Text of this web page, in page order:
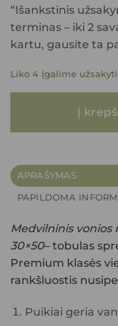
“Išankstinis
terminas – iki 2
kartu, gausite ta
Liko 4 (galime
Į
APRAŠYMAS
PAPILDOMA
Medvilninis vonios
30×50– tobulas
Premium klasės
rankšluostis
Puikiai geria